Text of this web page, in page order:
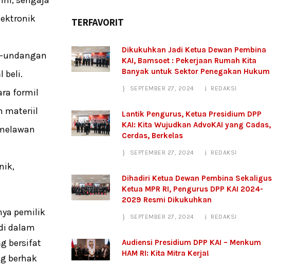
undangan
beli.
formil
materiil
pemilik
dalam
bersifat
berhak
TERFAVORIT
Dikukuhkan Jadi Ketua Dewan Pembina
KAI, Bamsoet : Pekerjaan Rumah Kita
Banyak untuk Sektor Penegakan Hukum
SEPTEMBER 27, 2024 REDAKSI
Lantik Pengurus, Ketua Presidium DPP
KAI: Kita Wujudkan AdvoKAI yang Cadas,
Cerdas, Berkelas
SEPTEMBER 27, 2024 REDAKSI
Dihadiri Ketua Dewan Pembina Sekaligus
Ketua MPR RI, Pengurus DPP KAI 2024-
2029 Resmi Dikukuhkan
SEPTEMBER 27, 2024 REDAKSI
Audiensi Presidium DPP KAI – Menkum
HAM RI: Kita Mitra Kerja!